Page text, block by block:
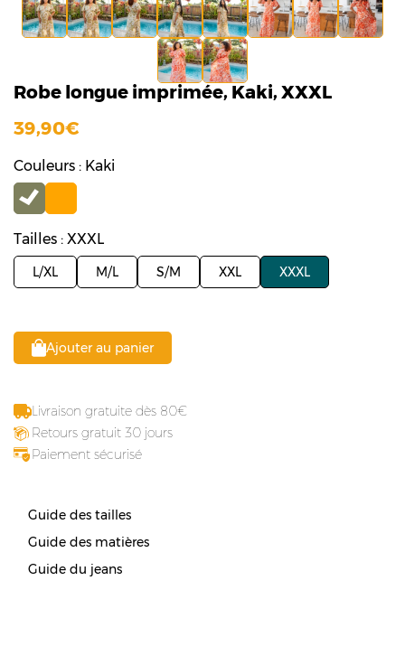
Robe longue imprimée, Kaki, XXXL
39,90
Couleurs : Kaki
Tailles : XXXL
L/XL M/L S/M XXL XXXL
Ajouter au panier
Livraison gratuite dès 80
Retours gratuit 30 jours
Paiement sécurisé
Guide des tailles
Guide des matières
Guide du jeans